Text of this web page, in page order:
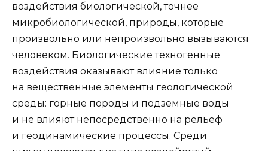
воздействия биологической, точнее
микробиологической, природы, которые
произвольно или непроизвольно вызываются
человеком. Биологические техногенные
воздействия оказывают влияние только
на вещественные элементы геологической
среды: гор­ные породы и подземные воды
и не влияют непосредственно на рельеф
и геодина­мические процессы. Среди